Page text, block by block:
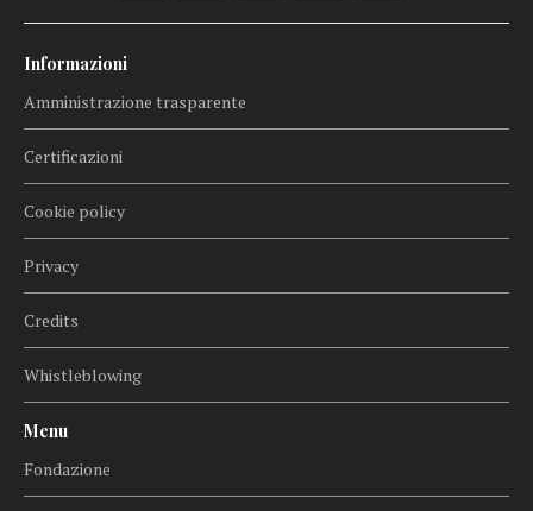
Informazioni
Amministrazione trasparente
Certificazioni
Cookie policy
Privacy
Credits
Whistleblowing
Menu
Fondazione